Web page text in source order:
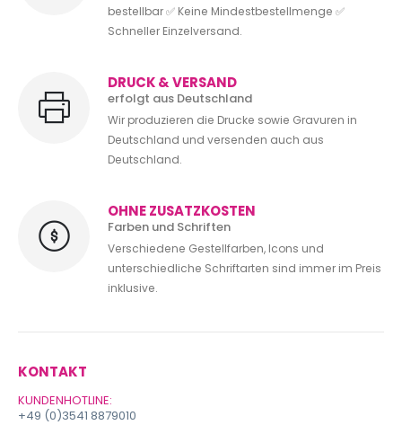
bestellbar ✅ Keine Mindestbestellmenge ✅
Schneller Einzelversand.
DRUCK & VERSAND
erfolgt aus Deutschland
Wir produzieren die Drucke sowie Gravuren in
Deutschland und versenden auch aus
Deutschland.
OHNE ZUSATZKOSTEN
Farben und Schriften
Verschiedene Gestellfarben, Icons und
unterschiedliche Schriftarten sind immer im Preis
inklusive.
KONTAKT
KUNDENHOTLINE:
+49 (0)3541 8879010